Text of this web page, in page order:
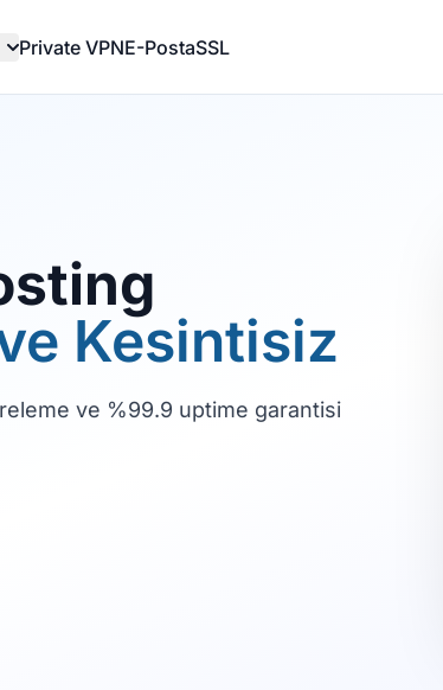
Private VPNE-PostaSSL
Kesintisiz
ve %99.9 uptime garantisi